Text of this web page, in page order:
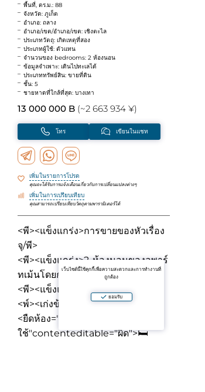
พื้นที่, ตร.ม.: 88
จังหวัด: ภูเก็ต
อำเภอ: ถลาง
อำเภอ/เขต/อำเภอ/เขต: เชิงตะไล
ประเภทวัตถุ: เกิดเหตุที่สอง
ประเภทผู้ใช้: ตัวแทน
จำนวนของ bedrooms: 2 ห้องนอน
ข้อมูลจำเพาะ: เดินไปทะเลได้
ประเภททรัพย์สิน: ขายที่ดิน
ชั้น: 5
ชายหาดที่ใกล้ที่สุด: บางเทา
13 000 000 B (~2 663 934 ¥)
โทร เขียนในแชท
เพิ่มในรายการโปรด
คุณจะได้รับการแจ้งเตือนเกี่ยวกับการเปลี่ยนแปลงต่างๆ
เพิ่มในการเปรียบเทียบ
คุณสามารถเปรียบเทียบวัตถุตามพารามิเตอร์ได้
<พี><แข็งแกร่ง>การขายของหัวเรื่อง
จุ/พี>
<พี><แข็งแกร่ง>2-ห้องนอนของอพาร์
ทเม้นโดยการบ้า
<พี><แข็งแกร่ง>หลักพารามิเตอร์:
<พ์><เก่งข้อมูล-รายชื่อ="ยกระสุน">
<ยืดห้อง="ql-ส่วนติดต่อผู้
ใช้"contenteditable="ผิด">🛏
เว็บไซต์นี้ใช้คุกกี้เพื่อความสะดวกและการทำงานที่
ถูกต้อง
ยอมรับ